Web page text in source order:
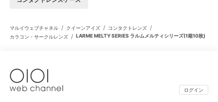
マルイウェブチャネル / クイーンアイズ / コンタクトレンズ /
カラコン・サークルレンズ / LARME MELTY SERIES ラルムメルティシリーズ(1箱10枚)
ログイン